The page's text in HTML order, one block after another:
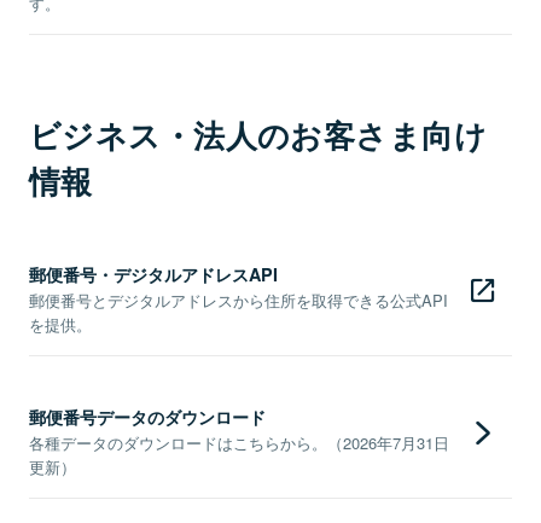
ビジネス・法人のお客さま向け
情報
郵便番号・デジタルアドレスAPI
郵便番号とデジタルアドレスから住所を取得できる公式API
を提供。
郵便番号データのダウンロード
各種データのダウンロードはこちらから。（2026年7月31日
更新）